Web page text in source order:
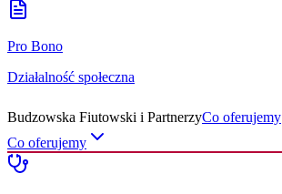
Pro Bono
Działalność społeczna
Budzowska Fiutowski i PartnerzyCo oferujemy
Co oferujemy